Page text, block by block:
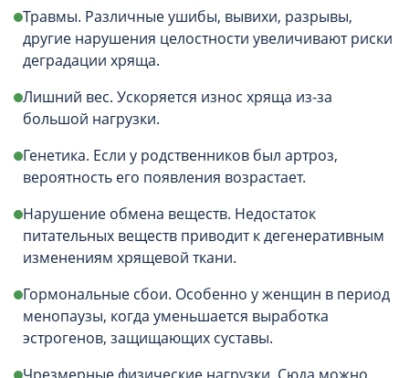
Травмы. Различные ушибы, вывихи, разрывы,
другие нарушения целостности увеличивают риски
деградации хряща.
Лишний вес. Ускоряется износ хряща из-за
большой нагрузки.
Генетика. Если у родственников был артроз,
вероятность его появления возрастает.
Нарушение обмена веществ. Недостаток
питательных веществ приводит к дегенеративным
изменениям хрящевой ткани.
Гормональные сбои. Особенно у женщин в период
менопаузы, когда уменьшается выработка
эстрогенов, защищающих суставы.